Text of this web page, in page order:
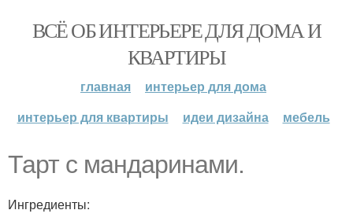
ВСЁ ОБ ИНТЕРЬЕРЕ ДЛЯ ДОМА И
КВАРТИРЫ
главная
интерьер для дома
интерьер для квартиры
идеи дизайна мебель
Тарт с мандаринами.
Ингредиенты: